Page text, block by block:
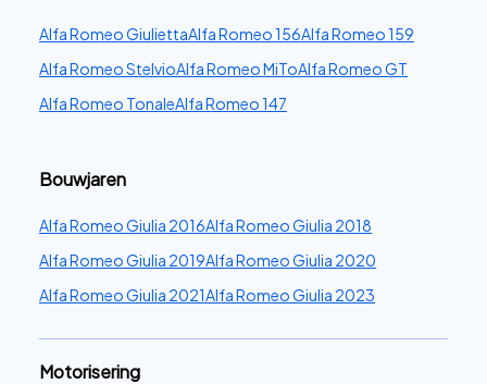
Alfa Romeo GiuliettaAlfa Romeo 156Alfa Romeo 159
Alfa Romeo StelvioAlfa Romeo MiToAlfa Romeo GT
Alfa Romeo TonaleAlfa Romeo 147
Bouwjaren
Alfa Romeo Giulia 2016Alfa Romeo Giulia 2018
Alfa Romeo Giulia 2019Alfa Romeo Giulia 2020
Alfa Romeo Giulia 2021Alfa Romeo Giulia 2023
Motorisering